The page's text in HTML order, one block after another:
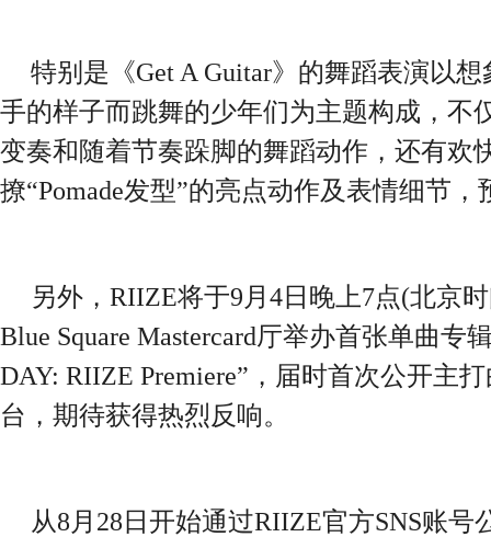
特别是《Get A Guitar》的舞蹈表演以
手的样子而跳舞的少年们为主题构成，不
变奏和随着节奏跺脚的舞蹈动作，还有欢
撩“Pomade发型”的亮点动作及表情细节
另外，RIIZE将于9月4日晚上7点(北京
Blue Square Mastercard厅举办首张单曲专
DAY: RIIZE Premiere”，届时首次公开主
台，期待获得热烈反响。
从8月28日开始通过RIIZE官方SNS账